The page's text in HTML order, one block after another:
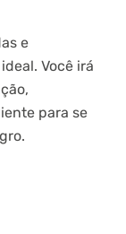
e
Você irá
para se